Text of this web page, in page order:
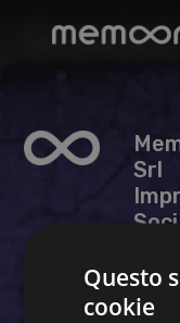
Grazie!
Srl
di
Questo
cookie